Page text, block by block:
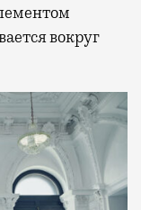
вокруг